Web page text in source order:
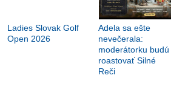
Ladies Slovak Golf
Open 2026
Adela sa ešte
nevečerala:
moderátorku budú
roastovať Silné
Reči